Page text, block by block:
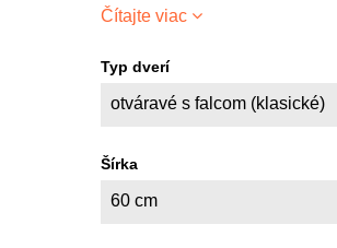
Čítajte viac
Typ dverí
otváravé s falcom (klasické)
Šírka
60 cm